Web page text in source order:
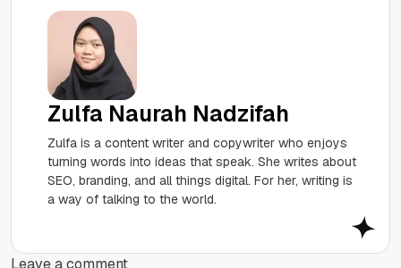
Zulfa Naurah Nadzifah
Zulfa is a content writer and copywriter who enjoys
turning words into ideas that speak. She writes about
SEO, branding, and all things digital. For her, writing is
a way of talking to the world.
Leave a comment